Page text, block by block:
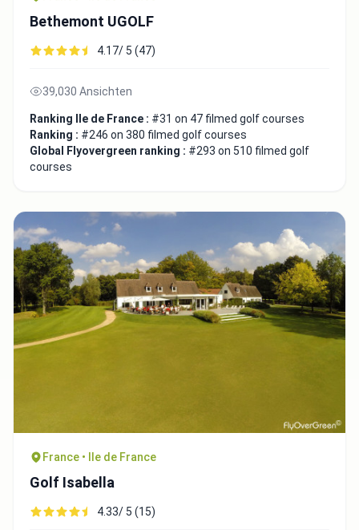
Bethemont UGOLF
4.17/ 5 (47)
39,030 Ansichten
Ranking Ile de France : #31 on 47 filmed golf courses
Ranking : #246 on 380 filmed golf courses
Global Flyovergreen ranking : #293 on 510 filmed golf
courses
France • Ile de France
Golf Isabella
4.33/ 5 (15)